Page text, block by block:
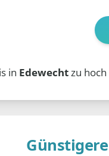
in Edewechtzu hoch